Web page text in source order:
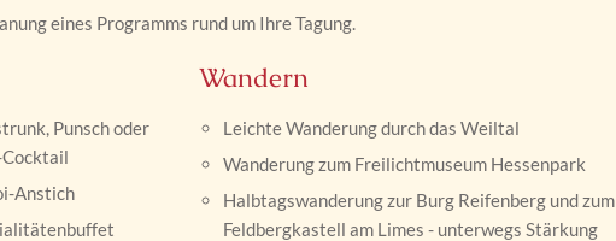
eines Programms rund um Ihre Tagung.
Punsch oder
Anstich
Wandern
Leichte Wanderung durch das Weiltal
Wanderung zum Freilichtmuseum Hessenpark
Halbtagswanderung zur Burg Reifenberg und zum
Feldbergkastell am Limes - unterwegs Stärkung